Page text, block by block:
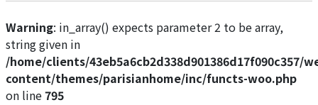
Warning: in_array() expects parameter 2 to be array,
string given in
/home/clients/43eb5a6cb2d338d901386d17f090c357/
content/themes/parisianhome/inc/functs-woo.php
on line795